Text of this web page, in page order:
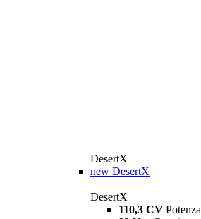
DesertX
new DesertX
DesertX
110,3 CV Potenza